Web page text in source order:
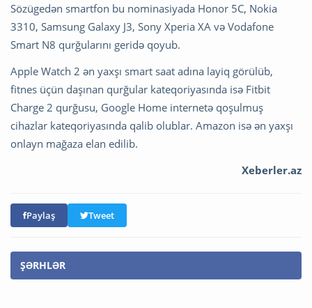
Sözügedən smartfon bu nominasiyada Honor 5C, Nokia
3310, Samsung Galaxy J3, Sony Xperia XA və Vodafone
Smart N8 qurğularını geridə qoyub.
Apple Watch 2 ən yaxşı smart saat adına layiq görülüb,
fitnes üçün daşınan qurğular kateqoriyasında isə Fitbit
Charge 2 qurğusu, Google Home internetə qoşulmuş
cihazlar kateqoriyasında qalib olublar. Amazon isə ən yaxşı
onlayn mağaza elan edilib.
Xeberler.az
Paylaş Tweet
ŞƏRHLƏR